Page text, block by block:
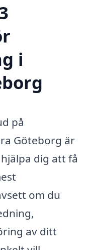
i
på
Göteborg är
dig att få
om du
av ditt